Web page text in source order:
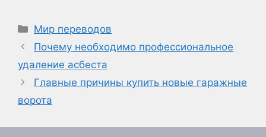
Рубрики
Мир переводов
Почему необходимо профессиональное
удаление асбеста
Главные причины купить новые гаражные
ворота